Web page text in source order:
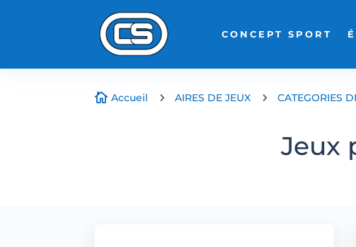
CONCEPT SPORT
 Accueil 5 AIRES DE JEUX 5 CATEGORIES
Jeux